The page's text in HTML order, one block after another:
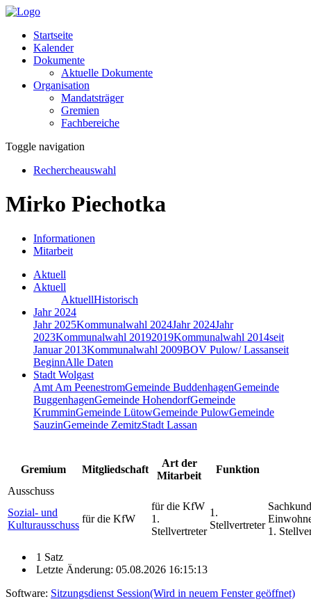
Startseite
Kalender
Dokumente
Aktuelle Dokumente
Organisation
Mandatsträger
Gremien
Fachbereiche
Toggle navigation
Rechercheauswahl
Mirko Piechotka
Informationen
Mitarbeit
Aktuell
Aktuell
AktuellHistorisch
Jahr 2024
Jahr 2025Kommunalwahl 2024Jahr 2024Jahr
2023Kommunalwahl 20192019Kommunalwahl 2014seit
Januar 2013Kommunalwahl 2009BOV Pulow/ Lassanseit
BeginnAlle Daten
Stadt Wolgast
Amt Am PeenestromGemeinde BuddenhagenGemeinde
BuggenhagenGemeinde HohendorfGemeinde
KrumminGemeinde LütowGemeinde PulowGemeinde
SauzinGemeinde ZemitzStadt Lassan
Gremium Mitgliedschaft
Art der
Mitarbeit
Funktion
Ausschuss
Sozial- und
Kulturausschuss
für die KfW
für die KfW
1.
Stellvertreter
1.
Stellvertreter
1.
1 Satz
Letzte Änderung: 05.08.2026 16:15:13
Software: Sitzungsdienst Session(Wird in neuem Fenster geöffnet)